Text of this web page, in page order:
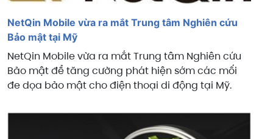
NetQin Mobile vừa ra mắt Trung tâm Nghiên cứu
Bảo mật tại Mỹ
NetQin Mobile vừa ra mắt Trung tâm Nghiên cứu
Bảo mật để tăng cường phát hiện sớm các mối
đe dọa bảo mật cho điện thoại di động tại Mỹ.